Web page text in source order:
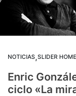
NOTICIAS,SLIDER HOME
Enric
ciclo «La